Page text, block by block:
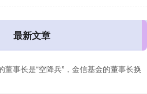
最新文章
董事长是“空降兵”，金信基金的董事长换